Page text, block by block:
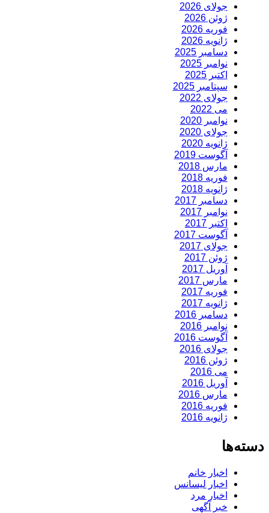
جولای 2026
ژوئن 2026
فوریه 2026
ژانویه 2026
دسامبر 2025
نوامبر 2025
اکتبر 2025
سپتامبر 2025
جولای 2022
می 2022
نوامبر 2020
جولای 2020
ژانویه 2020
آگوست 2019
مارس 2018
فوریه 2018
ژانویه 2018
دسامبر 2017
نوامبر 2017
اکتبر 2017
آگوست 2017
جولای 2017
ژوئن 2017
آوریل 2017
مارس 2017
فوریه 2017
ژانویه 2017
دسامبر 2016
نوامبر 2016
آگوست 2016
جولای 2016
ژوئن 2016
می 2016
آوریل 2016
مارس 2016
فوریه 2016
ژانویه 2016
دسته‌ها
اخبار خانم
اخبار لیسانس
اخبار مرد
خبر آگهی